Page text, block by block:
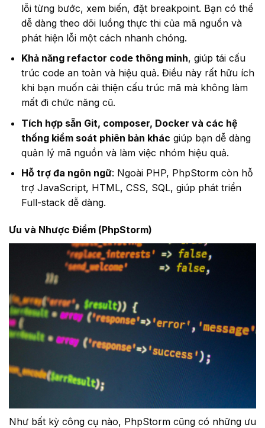
lỗi từng bước, xem biến, đặt breakpoint. Bạn có thể
dễ dàng theo dõi luồng thực thi của mã nguồn và
phát hiện lỗi một cách nhanh chóng.
Khả năng refactor code thông minh, giúp tái cấu
trúc code an toàn và hiệu quả. Điều này rất hữu ích
khi bạn muốn cải thiện cấu trúc mã mà không làm
mất đi chức năng cũ.
Tích hợp sẵn Git, composer, Docker và các hệ
thống kiểm soát phiên bản khác giúp bạn dễ dàng
quản lý mã nguồn và làm việc nhóm hiệu quả.
Hỗ trợ đa ngôn ngữ: Ngoài PHP, PhpStorm còn hỗ
trợ JavaScript, HTML, CSS, SQL, giúp phát triển
Full-stack dễ dàng.
Ưu và Nhược Điểm (PhpStorm)
Như bất kỳ công cụ nào, PhpStorm cũng có những ưu